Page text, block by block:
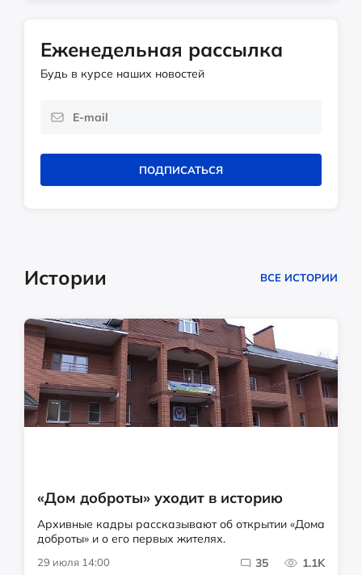
Еженедельная рассылка
Будь в курсе наших новостей
ПОДПИСАТЬСЯ
Истории ВСЕ ИСТОРИИ
«Дом доброты» уходит в историю
Архивные кадры рассказывают об открытии «Дома
доброты» и о его первых жителях.
29 июля 14:00 35 1.1K